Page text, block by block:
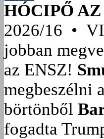
HÓCIPŐ
2026/16 •
jobban
az ENSZ!
megbeszélni
börtönből
fogadta